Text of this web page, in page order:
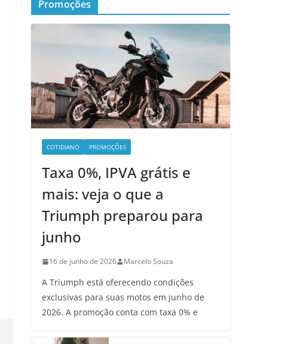
Promoções
COTIDIANO PROMOÇÕES
Taxa 0%, IPVA grátis e
mais: veja o que a
Triumph preparou para
junho
16 de junho de 2026 Marcelo Souza
A Triumph está oferecendo condições
exclusivas para suas motos em junho de
2026. A promoção conta com taxa 0% e